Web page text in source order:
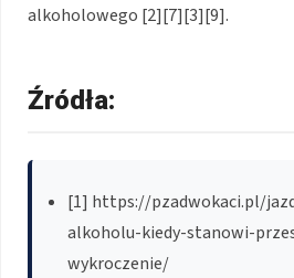
alkoholowego [2][7][3][9].
Źródła:
[1] https://pzadwokaci.pl/
alkoholu-kiedy-stanowi-
wykroczenie/